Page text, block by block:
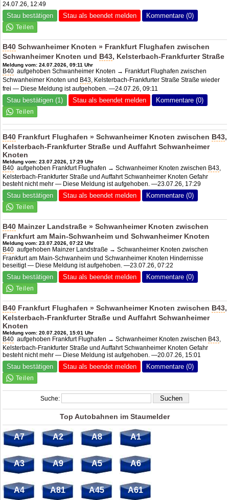
24.07.26, 12:49
Stau bestätigen Stau als beendet melden Kommentare (0)
B40 Schwanheimer Knoten » Frankfurt Flughafen zwischen
Schwanheimer Knoten und B43, Kelsterbach-Frankfurter Straße
Meldung vom: 24.07.2026, 09:11 Uhr
B40 aufgehoben Schwanheimer Knoten → Frankfurt Flughafen zwischen
Schwanheimer Knoten und B43, Kelsterbach-Frankfurter Straße Straße wieder
frei — Diese Meldung ist aufgehoben. —24.07.26, 09:11
Stau bestätigen (1) Stau als beendet melden Kommentare (0)
B40 Frankfurt Flughafen » Schwanheimer Knoten zwischen B43,
Kelsterbach-Frankfurter Straße und Auffahrt Schwanheimer
Knoten
Meldung vom: 23.07.2026, 17:29 Uhr
B40 aufgehoben Frankfurt Flughafen → Schwanheimer Knoten zwischen B43,
Kelsterbach-Frankfurter Straße und Auffahrt Schwanheimer Knoten Gefahr
besteht nicht mehr — Diese Meldung ist aufgehoben. —23.07.26, 17:29
Stau bestätigen Stau als beendet melden Kommentare (0)
B40 Mainzer Landstraße » Schwanheimer Knoten zwischen
Frankfurt am Main-Schwanheim und Schwanheimer Knoten
Meldung vom: 23.07.2026, 07:22 Uhr
B40 aufgehoben Mainzer Landstraße → Schwanheimer Knoten zwischen
Frankfurt am Main-Schwanheim und Schwanheimer Knoten Hindernisse
beseitigt — Diese Meldung ist aufgehoben. —23.07.26, 07:22
Stau bestätigen Stau als beendet melden Kommentare (0)
B40 Frankfurt Flughafen » Schwanheimer Knoten zwischen B43,
Kelsterbach-Frankfurter Straße und Auffahrt Schwanheimer
Knoten
Meldung vom: 20.07.2026, 15:01 Uhr
B40 aufgehoben Frankfurt Flughafen → Schwanheimer Knoten zwischen B43,
Kelsterbach-Frankfurter Straße und Auffahrt Schwanheimer Knoten Gefahr
besteht nicht mehr — Diese Meldung ist aufgehoben. —20.07.26, 15:01
Stau bestätigen Stau als beendet melden Kommentare (0)
Suche:
Top Autobahnen im Staumelder
A7 A2 A8 A1
A3 A9 A5 A6
A4 A81 A45 A61